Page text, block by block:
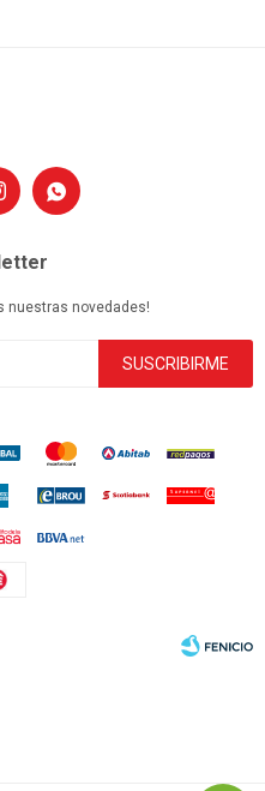

nuestras novedades!
SUSCRIBIRME